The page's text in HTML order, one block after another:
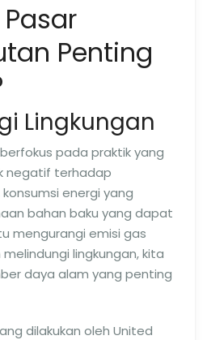
Penting
Lingkungan
pada praktik yang
negatif terhadap
konsumsi energi yang
bahan baku yang dapat
mengurangi emisi gas
lingkungan, kita
daya alam yang penting
dilakukan oleh United